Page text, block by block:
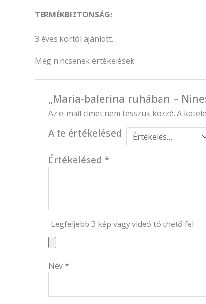
TERMÉKBIZTONSÁG:
3 éves kortól ajánlott.
Még nincsenek értékelések
„Maria-balerina ruhában –
Az e-mail címet nem tesszük közzé. A
A te értékelésed
Értékelésed *
Legfeljebb 3 kép vagy videó tölthető fel
Név *